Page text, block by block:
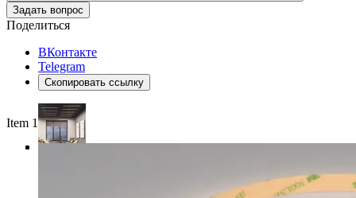
Задать вопрос
Поделиться
ВКонтакте
Telegram
Скопировать ссылку
Item 1 of 4